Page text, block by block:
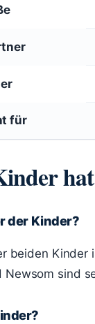
für
der Kinder?
beiden Kinder
Newsom sind